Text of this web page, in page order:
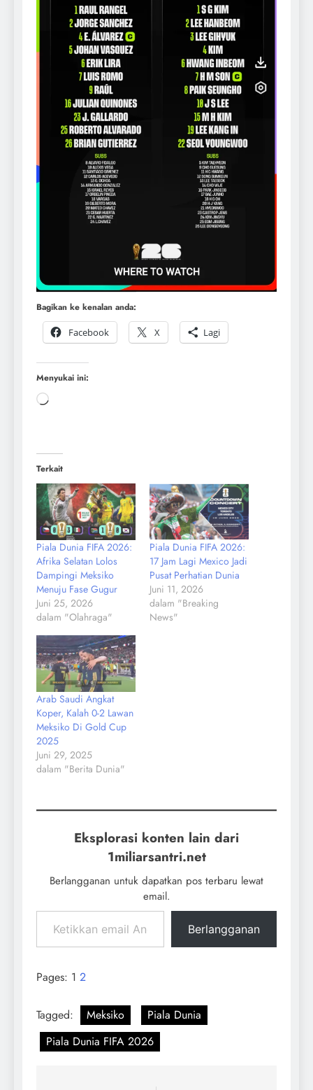
Bagikan ke kenalan anda:
Facebook
X Lagi
Menyukai ini:
Terkait
Piala Dunia FIFA 2026:
Afrika Selatan Lolos
Dampingi Meksiko
Menuju Fase Gugur
Juni 25, 2026
dalam "Olahraga"
Piala Dunia FIFA 2026:
17 Jam Lagi Mexico Jadi
Pusat Perhatian Dunia
Juni 11, 2026
dalam "Breaking
News"
Arab Saudi Angkat
Koper, Kalah 0-2 Lawan
Meksiko Di Gold Cup
2025
Juni 29, 2025
dalam "Berita Dunia"
Eksplorasi konten lain dari
1miliarsantri.net
Berlangganan untuk dapatkan pos terbaru lewat
email.
Berlangganan
Pages: 1 2
Tagged: Meksiko
Piala Dunia
Piala Dunia FIFA 2026